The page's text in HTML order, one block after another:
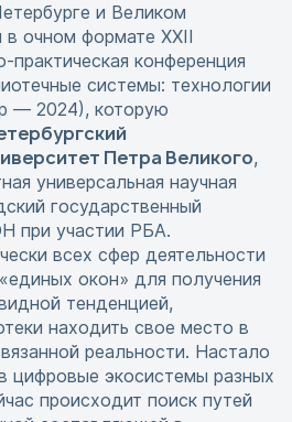
и Великом
очном формате XXII
практическая конференция
системы: технологии
— 2024), которую
Петра Великого,
универсальная научная
государственный
при участии РБА.
всех сфер деятельности
окон» для получения
тенденцией,
находить свое место в
реальности. Настало
цифровые экосистемы разных
происходит поиск путей